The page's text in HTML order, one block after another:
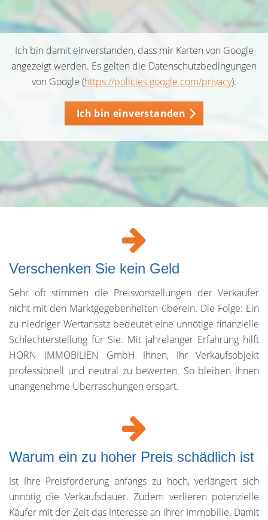
Ich bin damit einverstanden, dass mir Karten von Google
angezeigt werden. Es gelten die Datenschutzbedingungen
von Google (https://policies.google.com/privacy).
Ich bin einverstanden
Verschenken Sie kein Geld
Sehr oft stimmen die Preisvorstellungen der Verkäufer
nicht mit den Marktgegebenheiten überein. Die Folge: Ein
zu niedriger Wertansatz bedeutet eine unnötige finanzielle
Schlechterstellung für Sie. Mit jahrelanger Erfahrung hilft
HORN IMMOBILIEN GmbH Ihnen, Ihr Verkaufsobjekt
professionell und neutral zu bewerten. So bleiben Ihnen
unangenehme Überraschungen erspart.
Warum ein zu hoher Preis schädlich ist
Ist Ihre Preisforderung anfangs zu hoch, verlängert sich
unnötig die Verkaufsdauer. Zudem verlieren potenzielle
Käufer mit der Zeit das Interesse an Ihrer Immobilie. Damit